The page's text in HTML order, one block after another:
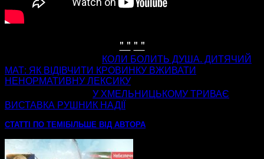
" " " "
КОЛИ БОЛИТЬ ДУША. ДИТЯЧИЙ
МАТ: ЯК ВІДІВЧИТИ КРОВИНКУ ВЖИВАТИ
НЕНОРМАТИВНУ ЛЕКСИКУ
У ХМЕЛЬНИЦЬКОМУ ТРИВАЄ
ВИСТАВКА РУШНИК НАДІЇ
СТАТТІ ПО ТЕМІ БІЛЬШЕ ВІД АВТОРА